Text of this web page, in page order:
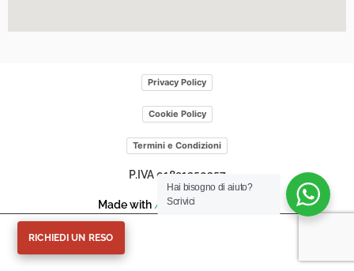
Privacy Policy
Cookie Policy
Termini e Condizioni
P.IVA 01891250357
Made with/> byWeb
RICHIEDI UN RESO
Hai bisogno di aiuto?
Scrivici